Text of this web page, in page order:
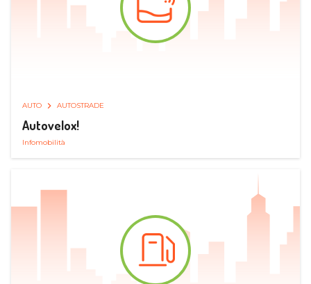
AUTO AUTOSTRADE
Autovelox!
Infomobilità